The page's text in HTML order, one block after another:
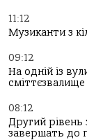
11:12
Музиканти з
09:12
На одній із
сміттєзвалище
08:12
Другий рівень
завершать до